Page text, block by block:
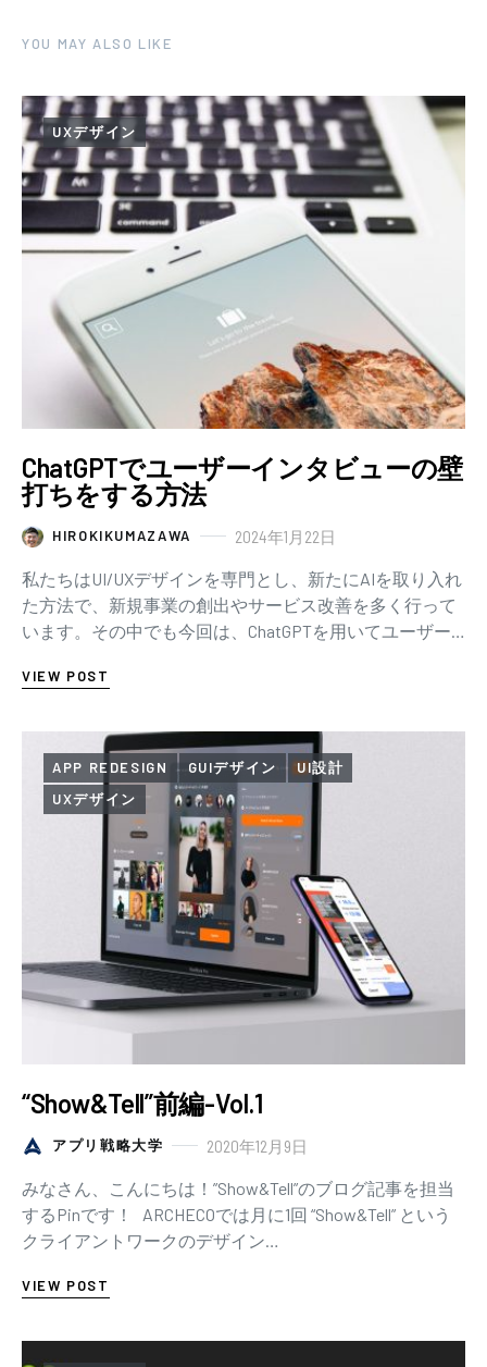
YOU MAY ALSO LIKE
UXデザイン
ChatGPTでユーザーインタビューの壁
打ちをする方法
HIROKIKUMAZAWA 2024年1月22日
私たちはUI/UXデザインを専門とし、新たにAIを取り入れ
た方法で、新規事業の創出やサービス改善を多く行って
います。その中でも今回は、ChatGPTを用いてユーザー
VIEW POST
APP REDESIGN GUIデザイン
UI設計
UXデザイン
“Show&Tell”前編-Vol.1
アプリ戦略大学 2020年12月9日
みなさん、こんにちは！”Show&Tell”のブログ記事を担当
するPinです！ ARCHECOでは月に1回 “Show&Tell” という
クライアントワークのデザイン…
VIEW POST